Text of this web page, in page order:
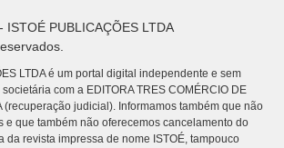
PUBLICAÇÕES LTDA
LTDA é um portal digital independente e sem
com a EDITORA TRES COMÉRCIO DE
(recuperação judicial). Informamos também que não
e que também não oferecemos cancelamento do
da revista impressa de nome ISTOÉ, tampouco